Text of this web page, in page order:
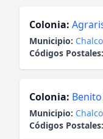
Colonia:
Municipio: Chalco
Códigos Postales:
Colonia:
Municipio: Chalco
Códigos Postales: